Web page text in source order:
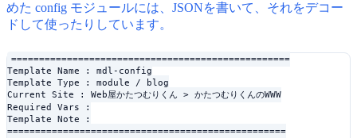
めた config モジュールには、JSONを書いて、それをデコー
ドして使ったりしています。
==================================================
Template Name : mdl-config
Template Type : module / blog
Current Site : Web屋かたつむりくん > かたつむりくんのWWW
Required Vars :
Template Note :
==================================================